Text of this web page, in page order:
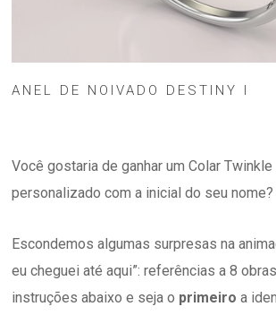
ANEL DE NOIVADO DESTINY I
Você gostaria de ganhar um Colar
personalizado com a inicial do seu nome?
Escondemos algumas surpresas na
eu cheguei até aqui”: referências a 8
instruções abaixo e seja o primeiro a